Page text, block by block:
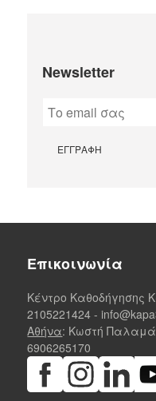
Newsletter
Επικοινωνία
Κέντρο Καθοδήγησης
2105221424 -
Αθήνα: Κωστή Παλαμά
6906265170